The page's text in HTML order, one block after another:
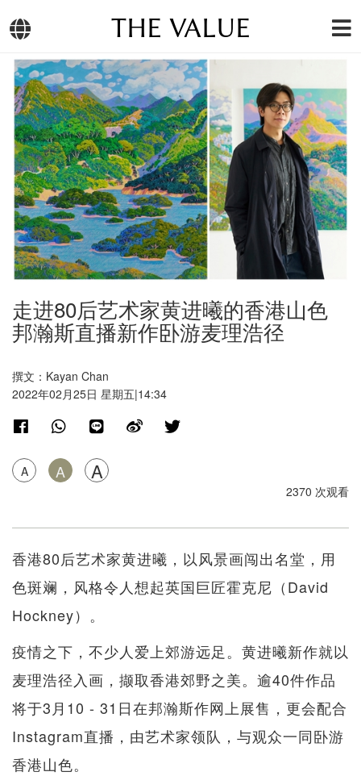
THE VALUE
走进80后艺术家黄进曦的香港山色
邦瀚斯直播新作卧游麦理浩径
撰文：Kayan Chan
2022年02月25日 星期五|14:34
A A A
2370 次观看
香港80后艺术家黄进曦，以风景画闯出名堂，用
色斑斓，风格令人想起英国巨匠霍克尼（David
Hockney）。
疫情之下，不少人爱上郊游远足。黄进曦新作就以
麦理浩径入画，撷取香港郊野之美。逾40件作品
将于3月10 - 31日在邦瀚斯作网上展售，更会配合
Instagram直播，由艺术家领队，与观众一同卧游
香港山色。